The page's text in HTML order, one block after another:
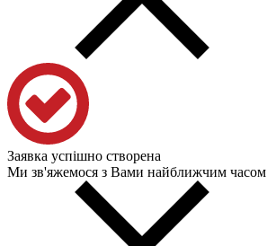
Заявка успішно створена
Ми зв'яжемося з Вами найближчим часом